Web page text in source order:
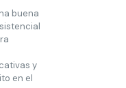
buena
y
en el